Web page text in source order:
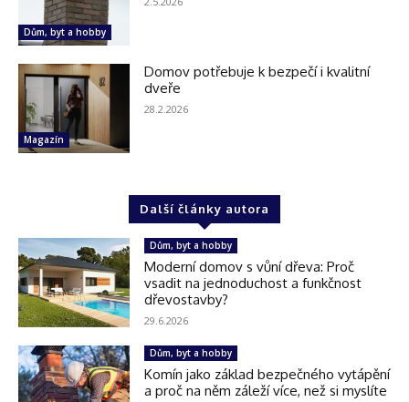
Dům, byt a hobby
Magazín
Domov potřebuje k bezpečí i kvalitní
dveře
28.2.2026
Další články autora
Dům, byt a hobby
Moderní domov s vůní dřeva: Proč
vsadit na jednoduchost a funkčnost
dřevostavby?
29.6.2026
Dům, byt a hobby
Komín jako základ bezpečného vytápění
a proč na něm záleží více, než si myslíte